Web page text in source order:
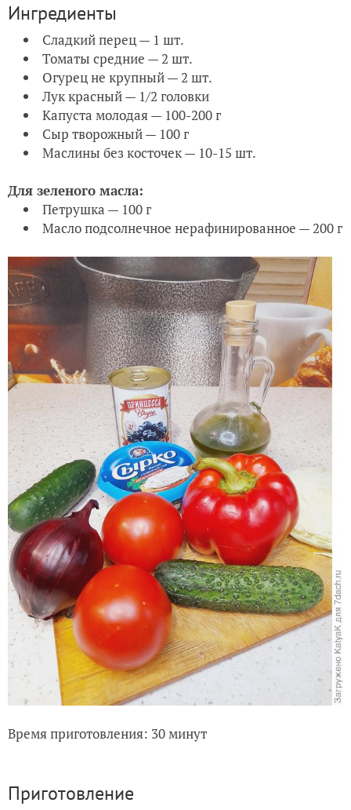
Ингредиенты
Сладкий перец — 1 шт.
Томаты средние — 2 шт.
Огурец не крупный — 2 шт.
Лук красный — 1/2 головки
Капуста молодая — 100-200 г
Сыр творожный — 100 г
Маслины без косточек — 10-15 шт.
Для зеленого масла:
Петрушка — 100 г
Масло подсолнечное нерафинированное — 200 г
Время приготовления: 30 минут
Приготовление